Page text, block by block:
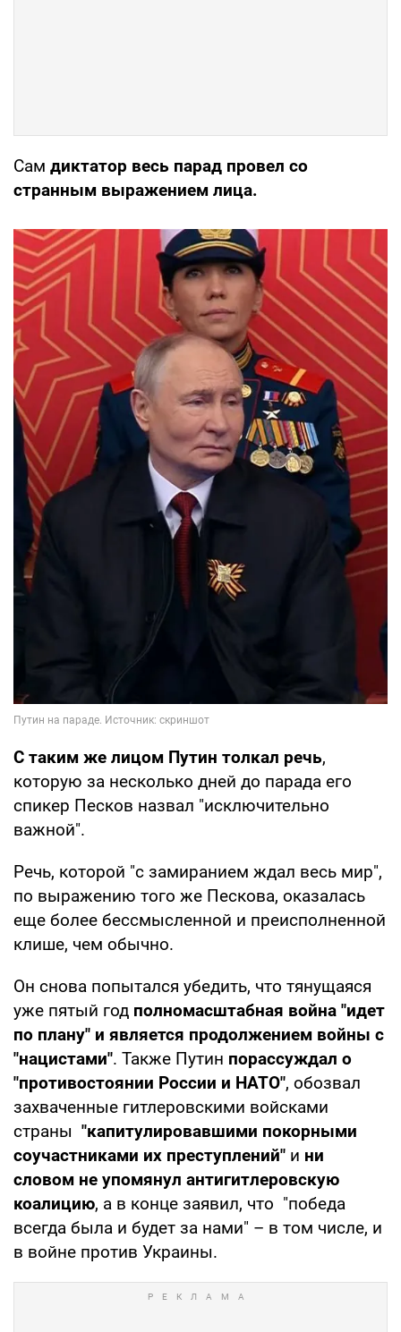
Сам диктатор весь парад провел со
странным выражением лица.
С таким же лицом Путин толкал речь,
которую за несколько дней до парада его
спикер Песков назвал "исключительно
важной".
Речь, которой "с замиранием ждал весь мир",
по выражению того же Пескова, оказалась
еще более бессмысленной и преисполненной
клише, чем обычно.
Он снова попытался убедить, что тянущаяся
уже пятый год полномасштабная война "идет
по плану" и является продолжением войны с
"нацистами". Также Путин порассуждал о
"противостоянии России и НАТО", обозвал
захваченные гитлеровскими войсками
страны "капитулировавшими покорными
соучастниками их преступлений" и ни
словом не упомянул антигитлеровскую
коалицию, а в конце заявил, что "победа
всегда была и будет за нами" – в том числе, и
в войне против Украины.